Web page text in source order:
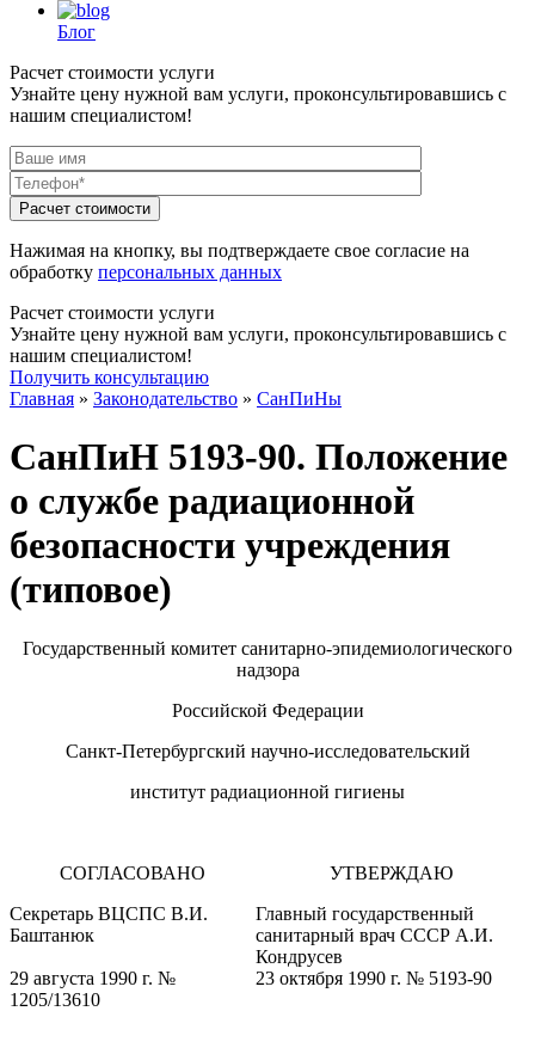
Блог
Расчет стоимости услуги
Узнайте цену нужной вам услуги, проконсультировавшись с
нашим специалистом!
Нажимая на кнопку, вы подтверждаете свое согласие на
обработку персональных данных
Расчет стоимости услуги
Узнайте цену нужной вам услуги, проконсультировавшись с
нашим специалистом!
Получить консультацию
Главная » Законодательство » СанПиНы
СанПиН 5193-90. Положение
о службе радиационной
безопасности учреждения
(типовое)
Государственный комитет санитарно-эпидемиологического
надзора
Российской Федерации
Санкт-Петербургский научно-исследовательский
институт радиационной гигиены
СОГЛАСОВАНО
Секретарь ВЦСПС В.И.
Баштанюк
УТВЕРЖДАЮ
Главный государственный
санитарный врач СССР А.И.
Кондрусев
29 августа 1990 г. №
1205/13610
23 октября 1990 г. № 5193-90